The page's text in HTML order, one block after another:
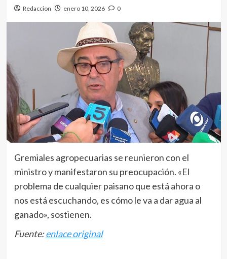
Redaccion enero 10, 2026 0
Gremiales agropecuarias se reunieron con el
ministro y manifestaron su preocupación. «El
problema de cualquier paisano que está ahora o
nos está escuchando, es cómo le va a dar agua al
ganado», sostienen.
Fuente:enlace original